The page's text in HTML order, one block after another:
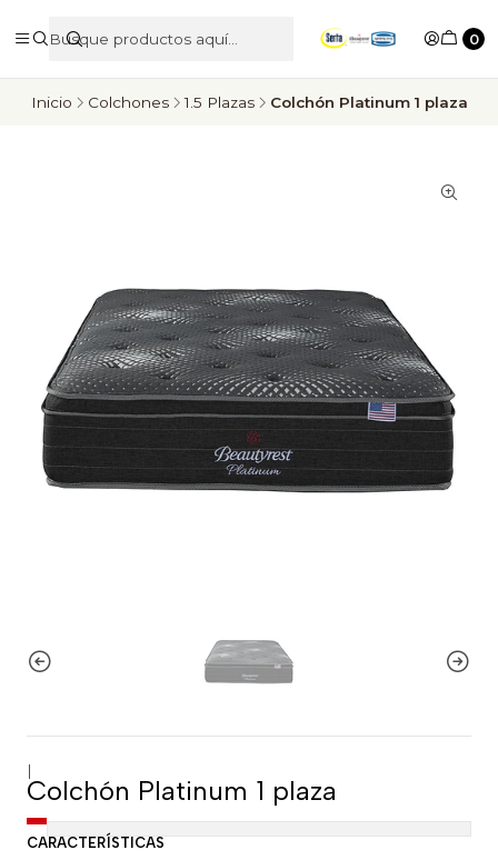
0
Inicio Colchones 1.5 Plazas Colchón Platinum 1 plaza
|
Colchón Platinum 1 plaza
CARACTERÍSTICAS